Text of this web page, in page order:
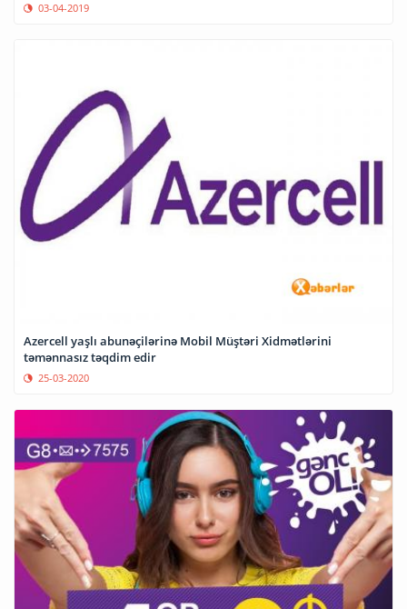
03-04-2019
Azercell yaşlı abunəçilərinə Mobil Müştəri Xidmətlərini
təmənnasız təqdim edir
25-03-2020